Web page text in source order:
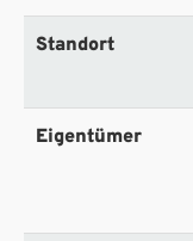
Standort
Eigentümer